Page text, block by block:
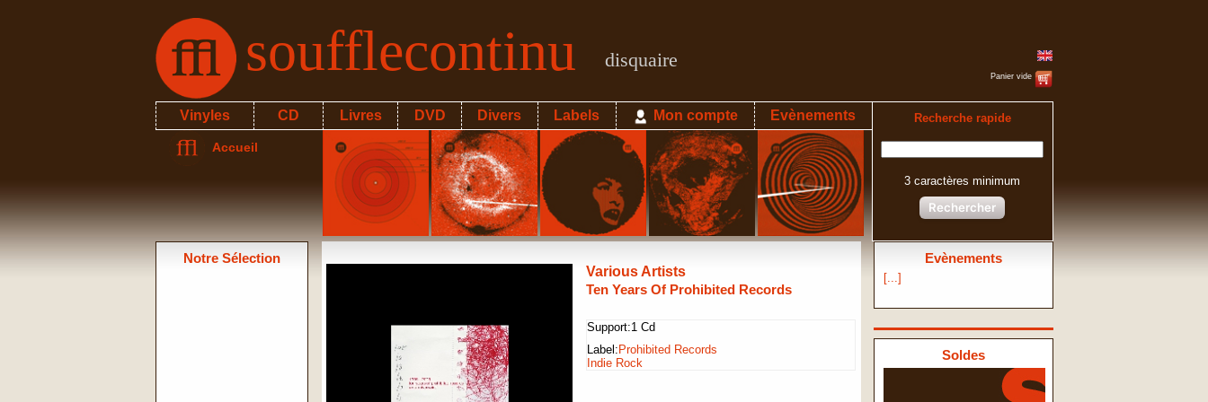
soufflecontinu disquaire
Panier vide
Vinyles CD Livres DVD Divers Labels Mon compte Evènements Recherche rapide
3 caractères minimum
Rechercher
Accueil
Evènements
[...]
Soldes
Notre Sélection
Various Artists
Ten Years Of Prohibited Records
Support:1 Cd
Label: Prohibited Records
Indie Rock